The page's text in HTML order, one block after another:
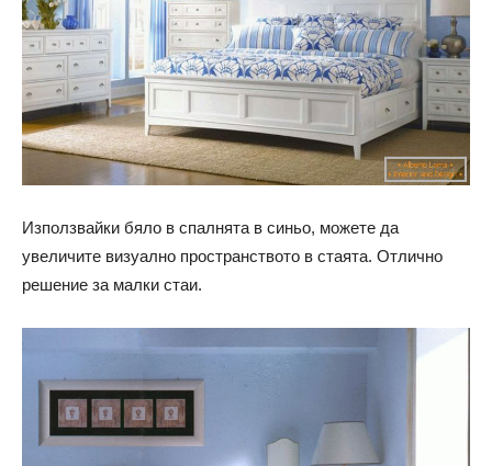
Използвайки бяло в спалнята в синьо, можете да
увеличите визуално пространството в стаята. Отлично
решение за малки стаи.